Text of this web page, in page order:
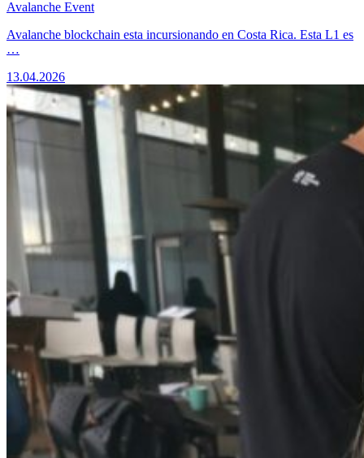
Avalanche Event
Avalanche blockchain esta incursionando en Costa Rica. Esta L1 es
…
13.04.2026